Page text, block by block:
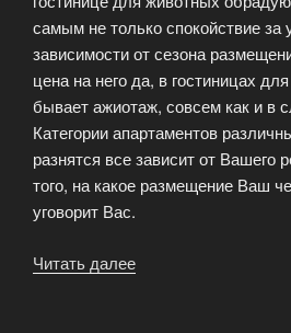
самым не только спокойствие
зависимости от сезона
цена на него да, в гостиницах
бывает ажиотаж, совсем как и в
Категории апартаментов
разнятся все зависит от Вашего
того, на какое размещение Ваш
уговорит Вас.
Читать далее